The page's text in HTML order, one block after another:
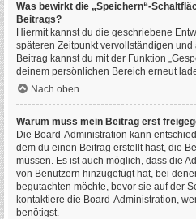
Was bewirkt die „Speichern“-
Beitrags?
Hiermit kannst du die geschriebene
späteren Zeitpunkt vervollständigen
Beitrag kannst du mit der Funktion
deinem persönlichen Bereich erneut
Nach oben
Warum muss mein Beitrag erst
Die Board-Administration kann
dem du einen Beitrag erstellt hast, die
müssen. Es ist auch möglich, dass die
von Benutzern hinzugefügt hat, bei
begutachten möchte, bevor sie auf der
kontaktiere die Board-Administration,
benötigst.